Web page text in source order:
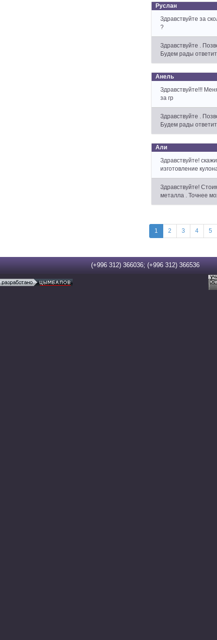
Руслан
Здравствуйте за
?
Здравствуйте .
Будем рады
Анель
Здравствуйте!!!
за гр
Здравствуйте .
Будем рады
Али
Здравствуйте!
изготовление
Здравствуйте!
металла . Точнее
1 2 3 4 5
(+996 312) 366036; (+996 312)